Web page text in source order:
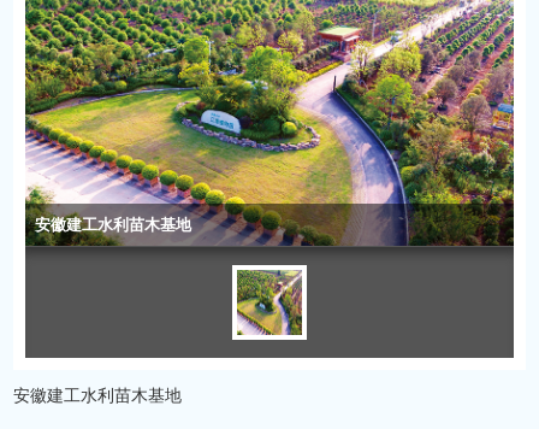
安徽建工水利苗木基地